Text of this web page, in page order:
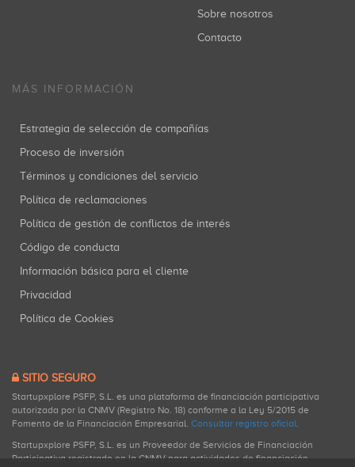
Sobre nosotros
Contacto
MÁS INFORMACIÓN
Estrategia de selección de compañías
Proceso de inversión
Términos y condiciones del servicio
Política de reclamaciones
Política de gestión de conflictos de interés
Código de conducta
Información básica para el cliente
Privacidad
Política de Cookies
SITIO SEGURO
Startupxplore PSFP, S.L. es una plataforma de financiación participativa
autorizada por la CNMV (Registro No. 18) conforme a la Ley 5/2015 de
Fomento de la Financiación Empresarial. Consultar registro oficial.
Startupxplore PSFP, S.L. es un Proveedor de Servicios de Financiación
Participativa registrado en la CNMV para actividades de financiación